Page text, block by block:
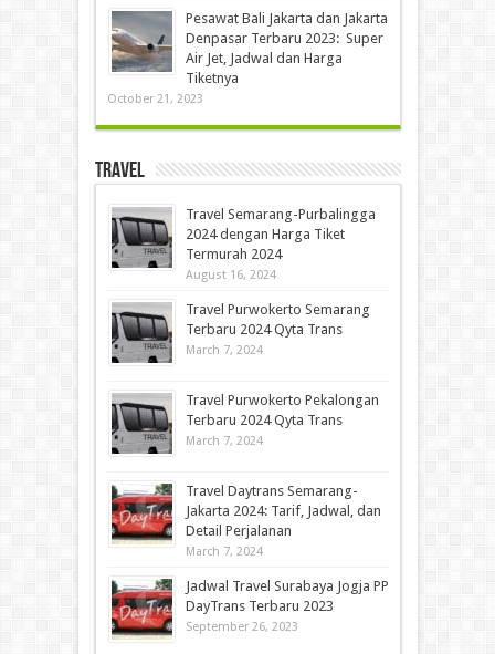
Pesawat Bali Jakarta dan Jakarta
Denpasar Terbaru 2023: Super
Air Jet, Jadwal dan Harga
Tiketnya
October 21, 2023
Travel
Travel Semarang-Purbalingga
2024 dengan Harga Tiket
Termurah 2024
August 16, 2024
Travel Purwokerto Semarang
Terbaru 2024 Qyta Trans
March 7, 2024
Travel Purwokerto Pekalongan
Terbaru 2024 Qyta Trans
March 7, 2024
Travel Daytrans Semarang-
Jakarta 2024: Tarif, Jadwal, dan
Detail Perjalanan
March 7, 2024
Jadwal Travel Surabaya Jogja PP
DayTrans Terbaru 2023
September 26, 2023